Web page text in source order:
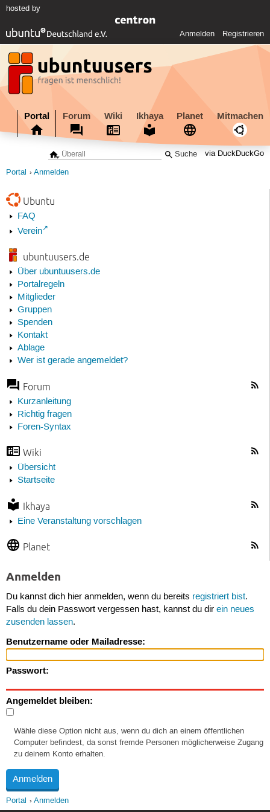
hosted by
Anmelden Registrieren
Portal Forum Wiki Ikhaya Planet Mitmachen
via DuckDuckGo
Portal Anmelden
Ubuntu
FAQ
Verein
ubuntuusers.de
Über ubuntuusers.de
Portalregeln
Mitglieder
Gruppen
Spenden
Kontakt
Ablage
Wer ist gerade angemeldet?
Forum
Kurzanleitung
Richtig fragen
Foren-Syntax
Wiki
Übersicht
Startseite
Ikhaya
Eine Veranstaltung vorschlagen
Planet
Anmelden
Du kannst dich hier anmelden, wenn du bereits registriert bist.
Falls du dein Passwort vergessen hast, kannst du dir ein neues
zusenden lassen.
Benutzername oder Mailadresse:
Passwort:
Angemeldet bleiben:
Wähle diese Option nicht aus, wenn du dich an einem öffentlichen
Computer befindest, da sonst fremde Personen möglicherweise Zugang
zu deinem Konto erhalten.
Portal Anmelden